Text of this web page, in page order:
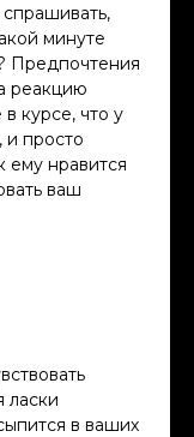
минуте
Предпочтения
реакцию
курсе, что у
и просто
ему нравится
ваш
в ваших